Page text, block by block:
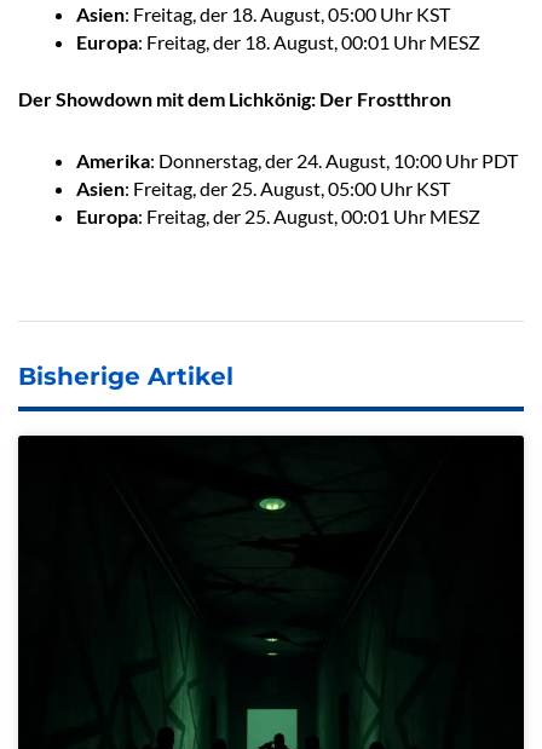
Asien: Freitag, der 18. August, 05:00 Uhr KST
Europa: Freitag, der 18. August, 00:01 Uhr MESZ
Der Showdown mit dem Lichkönig: Der Frostthron
Amerika: Donnerstag, der 24. August, 10:00 Uhr PDT
Asien: Freitag, der 25. August, 05:00 Uhr KST
Europa: Freitag, der 25. August, 00:01 Uhr MESZ
Bisherige Artikel